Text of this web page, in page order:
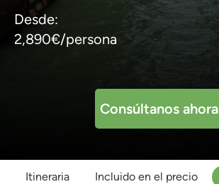
Desde:
2,890€/persona
Consúltanos ahora
Itineraria Incluido en el precio